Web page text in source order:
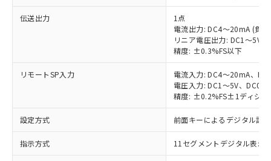
伝送出力
1点
電流出力: DC4～20mA (負
リニア電圧出力: DC1～5V
精度: ±0.3%FS以下
リモートSP入力
電流入力: DC4～20mA、
電圧入力: DC1～5V、DC0
精度: ±0.2%FS±1ディジッ
設定方式 前面キーによるデジタル設定
指示方式 11セグメントデジタル表示